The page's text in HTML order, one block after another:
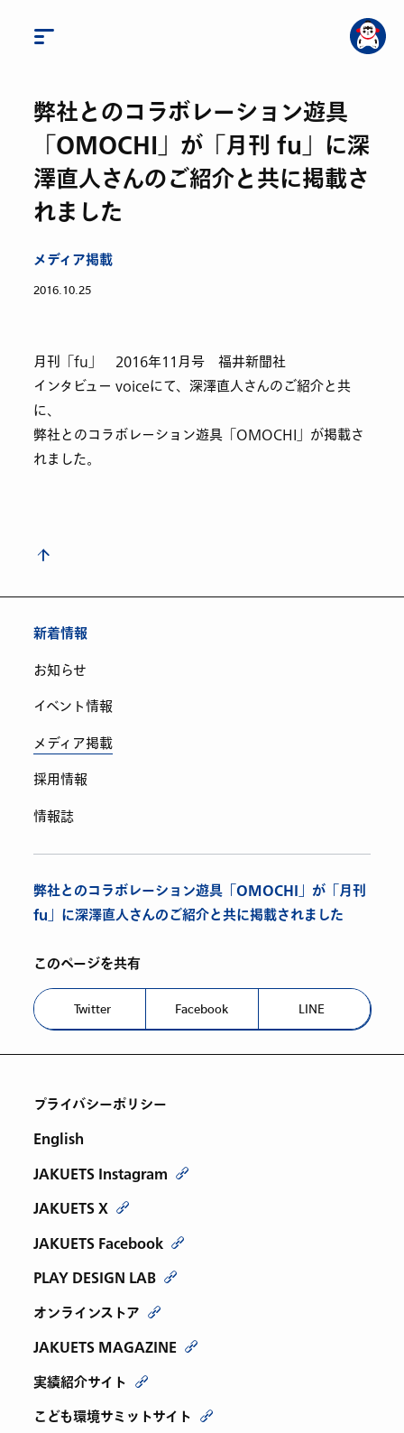
弊社とのコラボレーション遊具
「OMOCHI」が「月刊 fu」に深
澤直人さんのご紹介と共に掲載さ
れました
メディア掲載
2016.10.25
月刊「fu」 2016年11月号 福井新聞社
インタビュー voiceにて、深澤直人さんのご紹介と共
に、
弊社とのコラボレーション遊具「OMOCHI」が掲載さ
れました。
新着情報
お知らせ
イベント情報
メディア掲載
採用情報
情報誌
弊社とのコラボレーション遊具「OMOCHI」が「月刊
fu」に深澤直人さんのご紹介と共に掲載されました
このページを共有
Twitter Facebook LINE
プライバシーポリシー
English
JAKUETS Instagram
JAKUETS X
JAKUETS Facebook
PLAY DESIGN LAB
オンラインストア
JAKUETS MAGAZINE
実績紹介サイト
こども環境サミットサイト